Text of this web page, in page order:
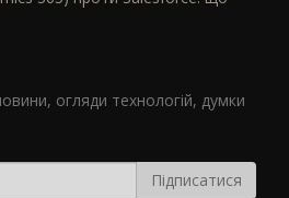
огляди технологій, думки